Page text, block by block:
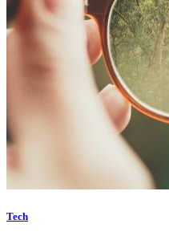
Tech